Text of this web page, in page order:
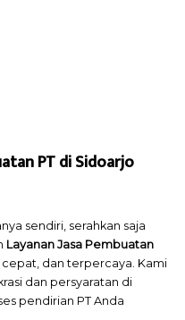
PT di Sidoarjo
sendiri, serahkan saja
Layanan Jasa Pembuatan
dan terpercaya. Kami
dan persyaratan di
pendirian PT Anda